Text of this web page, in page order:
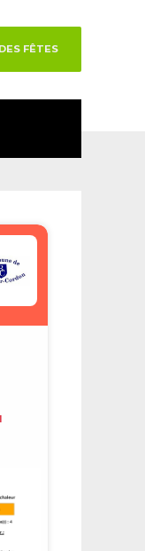
FÊTES